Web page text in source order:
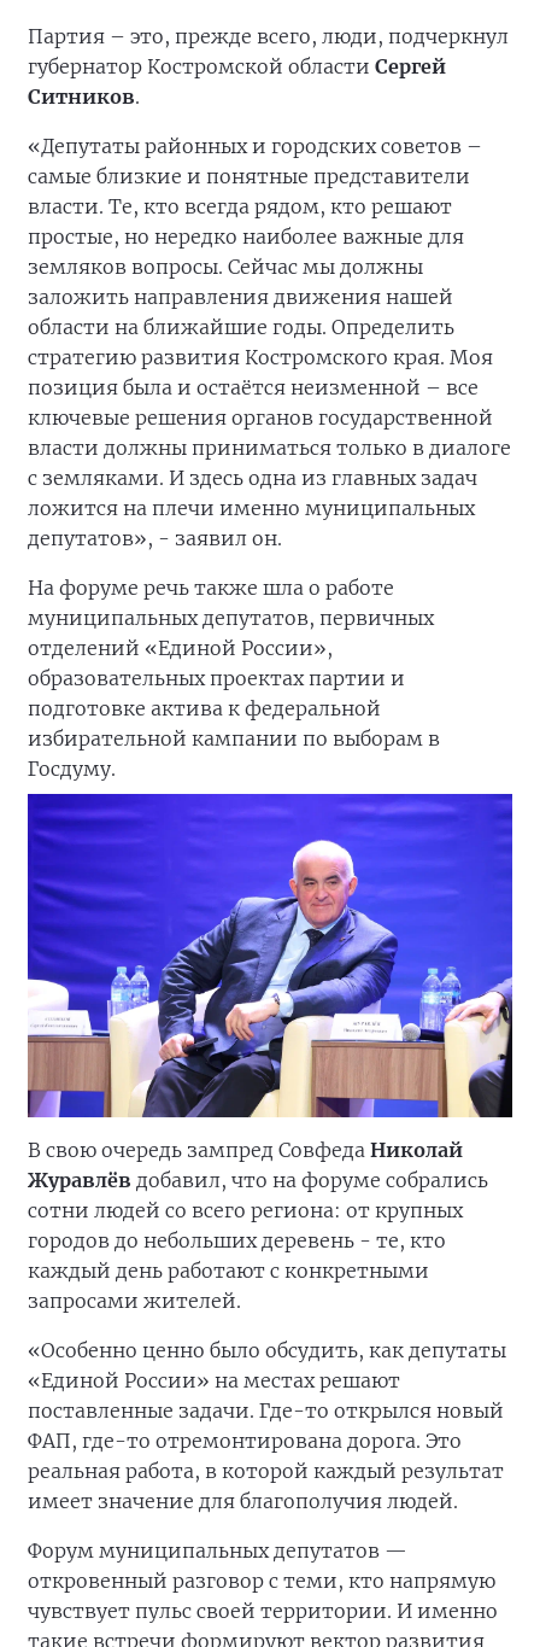
Партия – это, прежде всего, люди, подчеркнул
губернатор Костромской области Сергей
Ситников.
«Депутаты районных и городских советов –
самые близкие и понятные представители
власти. Те, кто всегда рядом, кто решают
простые, но нередко наиболее важные для
земляков вопросы. Сейчас мы должны
заложить направления движения нашей
области на ближайшие годы. Определить
стратегию развития Костромского края. Моя
позиция была и остаётся неизменной – все
ключевые решения органов государственной
власти должны приниматься только в диалоге
с земляками. И здесь одна из главных задач
ложится на плечи именно муниципальных
депутатов», - заявил он.
На форуме речь также шла о работе
муниципальных депутатов, первичных
отделений «Единой России»,
образовательных проектах партии и
подготовке актива к федеральной
избирательной кампании по выборам в
Госдуму.
В свою очередь зампред Совфеда Николай
Журавлёв добавил, что на форуме собрались
сотни людей со всего региона: от крупных
городов до небольших деревень - те, кто
каждый день работают с конкретными
запросами жителей.
«Особенно ценно было обсудить, как депутаты
«Единой России» на местах решают
поставленные задачи. Где-то открылся новый
ФАП, где-то отремонтирована дорога. Это
реальная работа, в которой каждый результат
имеет значение для благополучия людей.
Форум муниципальных депутатов —
откровенный разговор с теми, кто напрямую
чувствует пульс своей территории. И именно
такие встречи формируют вектор развития